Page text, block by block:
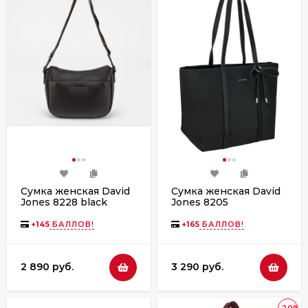
Сумка женская David
Jones 8228 black
+145 БАЛЛОВ!
2 890 руб.
Сумка женская David
Jones 8205
+165 БАЛЛОВ!
3 290 руб.